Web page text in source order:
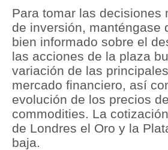
Tu Dinero
Finanzas Personales
Inmobiliarias
Plus G
Opinión
Editorial
Para tomar las decisiones
de inversión, manténgase
bien informado sobre el
las acciones de la plaza
variación de las
mercado financiero, así
evolución de los precios
commodities. La
de Londres el Oro y la
baja.